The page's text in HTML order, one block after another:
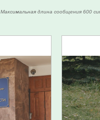
Максимальная длина сообщения 600